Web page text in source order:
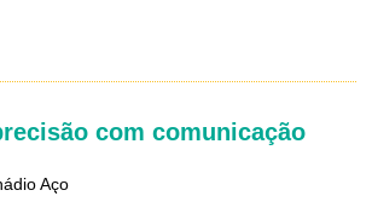
com comunicação
Aço